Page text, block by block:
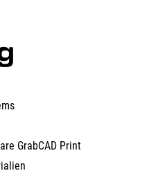
GrabCAD Print